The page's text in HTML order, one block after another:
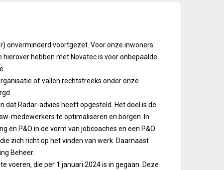
onverminderd voortgezet. Voor onze inwoners
hebben met Novatec is voor onbepaalde
of vallen rechtstreeks onder onze
dat Radar-advies heeft opgesteld. Het doel is de
medewerkers te optimaliseren en borgen. In
P&O in de vorm van jobcoaches en een P&O
zich richt op het vinden van werk. Daarnaast
Beheer.
voeren, die per 1 januari 2024 is in gegaan. Deze